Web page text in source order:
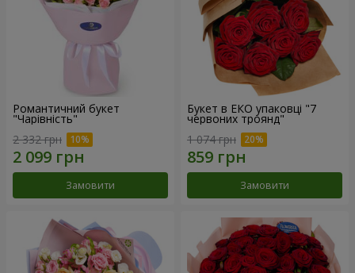
Романтичний букет
"Чарівність"
2 332 грн
Замовити
Букет в ЕКО упаковці "7
червоних троянд"
1 074 грн
Замовити